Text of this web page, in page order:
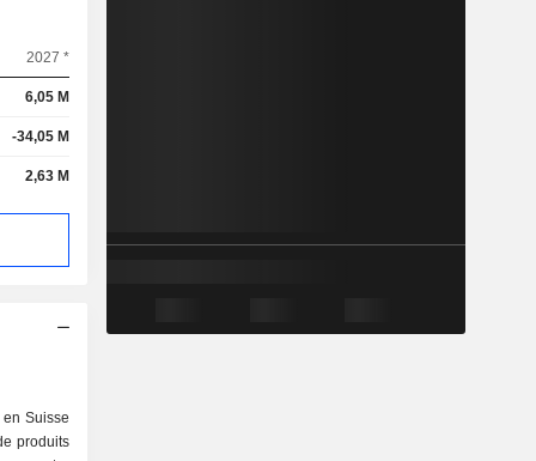
2027 *
6,05 M
-34,05 M
2,63 M
Suisse
produits